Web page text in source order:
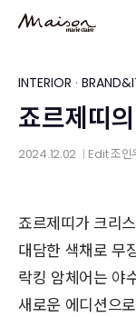
content
INTERIOR ·
죠르제띠
2024.12.02 Edit조인
죠르제띠가 크리
대담한 색채로 무
락킹 암체어는 야
새로운 에디션으